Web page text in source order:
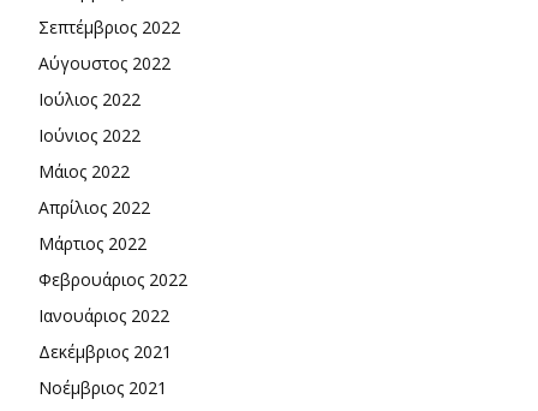
Σεπτέμβριος 2022
Αύγουστος 2022
Ιούλιος 2022
Ιούνιος 2022
Μάιος 2022
Απρίλιος 2022
Μάρτιος 2022
Φεβρουάριος 2022
Ιανουάριος 2022
Δεκέμβριος 2021
Νοέμβριος 2021